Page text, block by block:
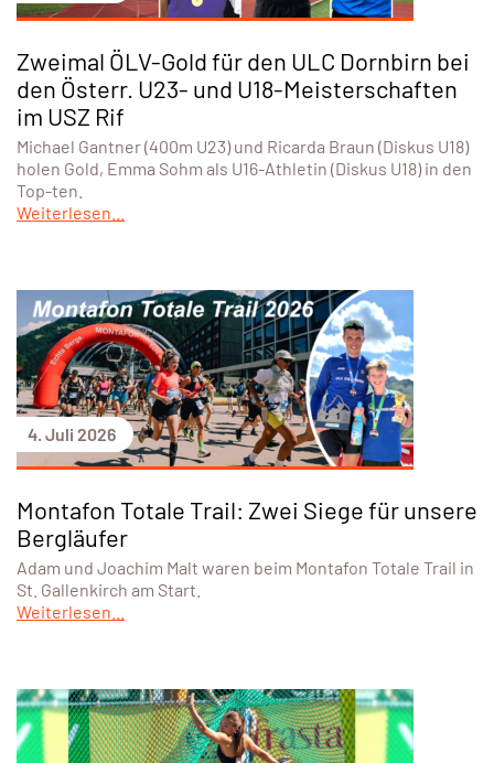
Zweimal ÖLV-Gold für den ULC Dornbirn bei
den Österr. U23- und U18-Meisterschaften
im USZ Rif
Michael Gantner (400m U23) und Ricarda Braun (Diskus U18)
holen Gold, Emma Sohm als U16-Athletin (Diskus U18) in den
Top-ten.
Weiterlesen...
4. Juli 2026
Montafon Totale Trail: Zwei Siege für unsere
Bergläufer
Adam und Joachim Malt waren beim Montafon Totale Trail in
St. Gallenkirch am Start.
Weiterlesen...